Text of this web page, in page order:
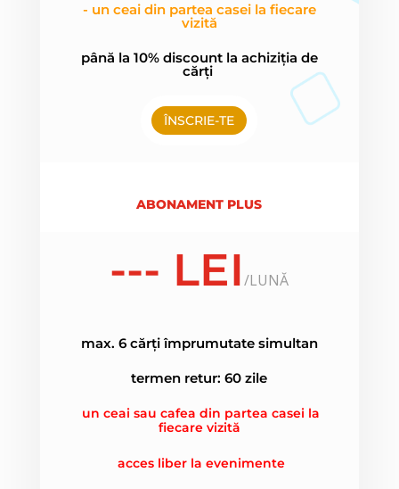
- un ceai din partea casei la fiecare
vizită
până la 10% discount la achiziția de
cărți
ÎNSCRIE-TE
ABONAMENT PLUS
--- LEI/LUNĂ
max. 6 cărți împrumutate simultan
termen retur: 60 zile
un ceai sau cafea din partea casei la
fiecare vizită
acces liber la evenimente